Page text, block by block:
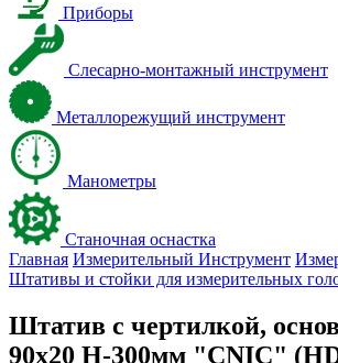
Приборы
Слесарно-монтажный инструмент
Металлорежущий инструмент
Манометры
Станочная оснастка
Главная Измерительный Инструмент
Штативы и стойки для измерительных
Штатив с чертилкой,
90х20 Н-300мм "CNIC"